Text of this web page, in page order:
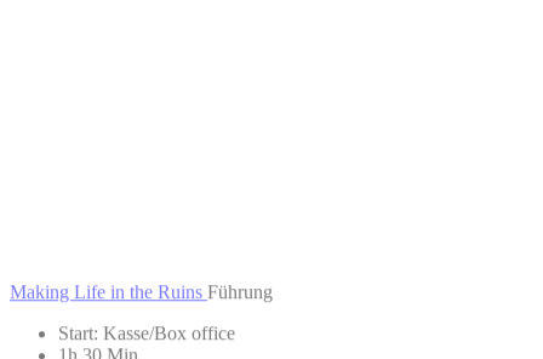
Making Life in the Ruins Führung
Start: Kasse/Box office
1h 30 Min.